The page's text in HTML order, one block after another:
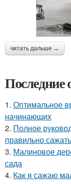
читать дальше →
Последние
1. Оптимальное
начинающих
2. Полное
правильно
3. Малиновое
сада
4. Как я сажаю